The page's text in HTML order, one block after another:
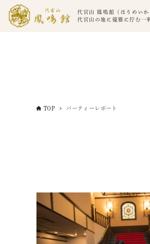
代官山 鳳鳴館（ほうめいか
代官山の地に優雅に佇む一
TOP パーティーレポート